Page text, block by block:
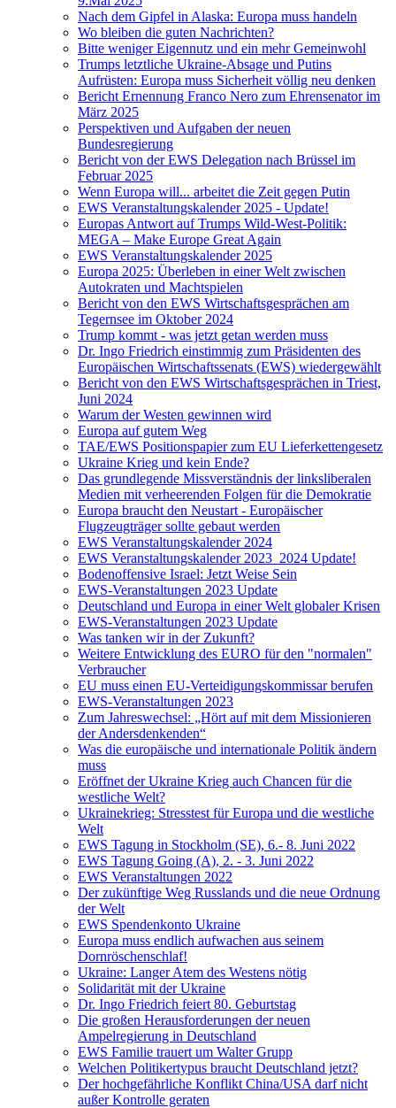
Nach dem Gipfel in Alaska: Europa muss handeln
Wo bleiben die guten Nachrichten?
Bitte weniger Eigennutz und ein mehr Gemeinwohl
Trumps letztliche Ukraine-Absage und Putins
Aufrüsten: Europa muss Sicherheit völlig neu denken
Bericht Ernennung Franco Nero zum Ehrensenator im
März 2025
Perspektiven und Aufgaben der neuen
Bundesregierung
Bericht von der EWS Delegation nach Brüssel im
Februar 2025
Wenn Europa will... arbeitet die Zeit gegen Putin
EWS Veranstaltungskalender 2025 - Update!
Europas Antwort auf Trumps Wild-West-Politik:
MEGA – Make Europe Great Again
EWS Veranstaltungskalender 2025
Europa 2025: Überleben in einer Welt zwischen
Autokraten und Machtspielen
Bericht von den EWS Wirtschaftsgesprächen am
Tegernsee im Oktober 2024
Trump kommt - was jetzt getan werden muss
Dr. Ingo Friedrich einstimmig zum Präsidenten des
Europäischen Wirtschaftssenats (EWS) wiedergewählt
Bericht von den EWS Wirtschaftsgesprächen in Triest,
Juni 2024
Warum der Westen gewinnen wird
Europa auf gutem Weg
TAE/EWS Positionspapier zum EU Lieferkettengesetz
Ukraine Krieg und kein Ende?
Das grundlegende Missverständnis der linksliberalen
Medien mit verheerenden Folgen für die Demokratie
Europa braucht den Neustart - Europäischer
Flugzeugträger sollte gebaut werden
EWS Veranstaltungskalender 2024
EWS Veranstaltungskalender 2023_2024 Update!
Bodenoffensive Israel: Jetzt Weise Sein
EWS-Veranstaltungen 2023 Update
Deutschland und Europa in einer Welt globaler Krisen
EWS-Veranstaltungen 2023 Update
Was tanken wir in der Zukunft?
Weitere Entwicklung des EURO für den "normalen"
Verbraucher
EU muss einen EU-Verteidigungskommissar berufen
EWS-Veranstaltungen 2023
Zum Jahreswechsel: „Hört auf mit dem Missionieren
der Andersdenkenden“
Was die europäische und internationale Politik ändern
muss
Eröffnet der Ukraine Krieg auch Chancen für die
westliche Welt?
Ukrainekrieg: Stresstest für Europa und die westliche
Welt
EWS Tagung in Stockholm (SE), 6.- 8. Juni 2022
EWS Tagung Going (A), 2. - 3. Juni 2022
EWS Veranstaltungen 2022
Der zukünftige Weg Russlands und die neue Ordnung
der Welt
EWS Spendenkonto Ukraine
Europa muss endlich aufwachen aus seinem
Dornröschenschlaf!
Ukraine: Langer Atem des Westens nötig
Solidarität mit der Ukraine
Dr. Ingo Friedrich feiert 80. Geburtstag
Die großen Herausforderungen der neuen
Ampelregierung in Deutschland
EWS Familie trauert um Walter Grupp
Welchen Politikertypus braucht Deutschland jetzt?
Der hochgefährliche Konflikt China/USA darf nicht
außer Kontrolle geraten